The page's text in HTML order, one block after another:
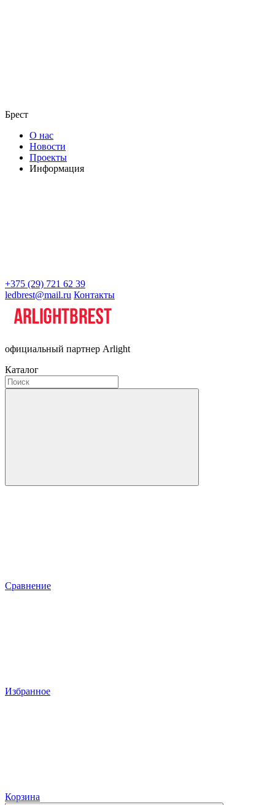
Брест
О нас
Новости
Проекты
Информация
+375 (29) 721 62 39
ledbrest@mail.ru Контакты
официальный партнер Arlight
Каталог
Сравнение
Избранное
Корзина